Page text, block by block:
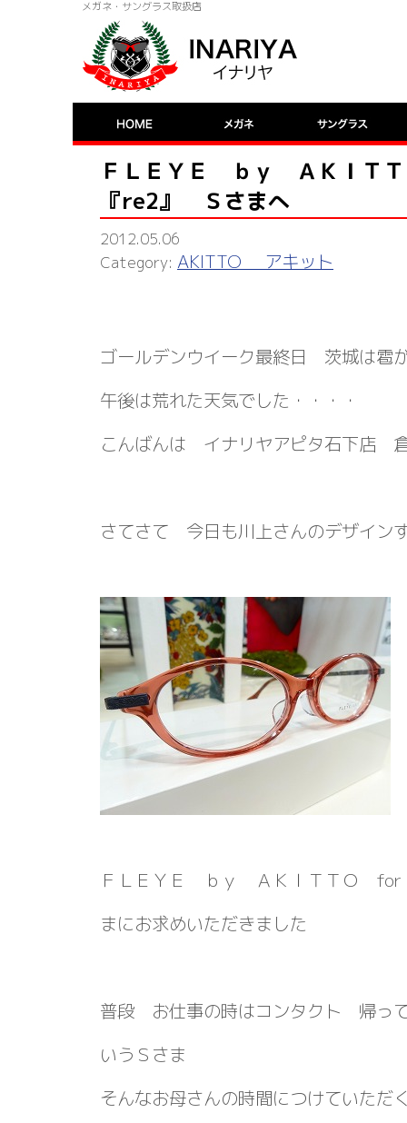
メガネ・サングラス取扱店
ＦＬＥＹＥ ｂｙ ＡＫＩＴ
『re2』 Ｓさまへ
2012.05.06
AKITTO アキット
ゴールデンウイーク最終日 茨城は雹
午後は荒れた天気でした・・・・
こんばんは イナリヤアピタ石下店
さてさて 今日も川上さんのデザイン
ＦＬＥＹＥ ｂｙ ＡＫＩＴＴＯ
まにお求めいただきました
普段 お仕事の時はコンタクト 帰っ
いうＳさま
そんなお母さんの時間につけていただ